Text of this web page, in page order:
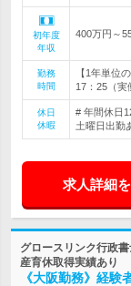
初年度
年収
400万円～
勤務
時間
【1年単位
17：25（実
休日
休暇
# 年間休日
土曜日出勤
求人詳細
グロースリンク行政
産育休取得実績あり
《大阪勤務》経